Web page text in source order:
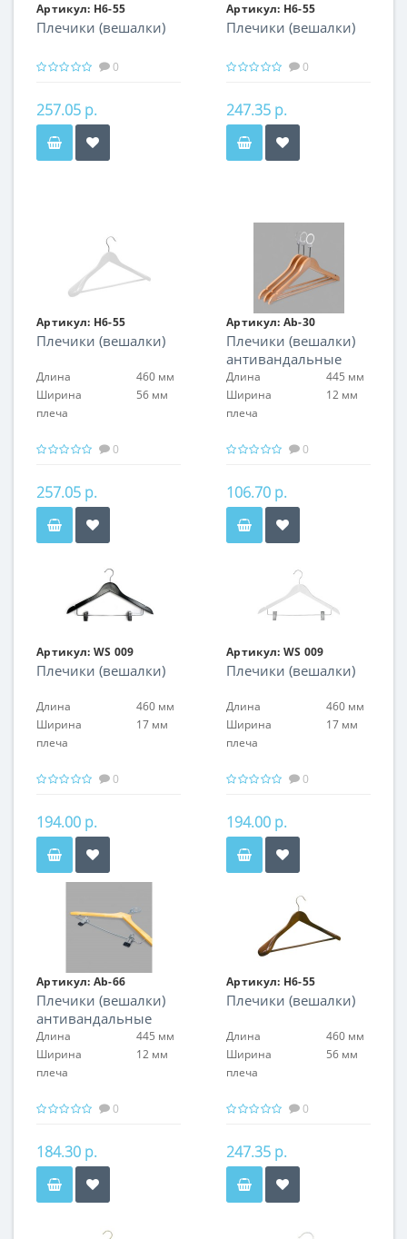
Артикул: H6-55
Плечики (вешалки)
0
257.05 р.
Артикул: H6-55
Плечики (вешалки)
0
247.35 р.
Артикул: H6-55
Плечики (вешалки)
Длина
460 мм
Ширина
плеча
56 мм
0
257.05 р.
Артикул: Аb-30
Плечики (вешалки)
антивандальные
Длина
445 мм
Ширина
плеча
12 мм
0
106.70 р.
Артикул: WS 009
Плечики (вешалки)
Длина
460 мм
Ширина
плеча
17 мм
0
194.00 р.
Артикул: WS 009
Плечики (вешалки)
Длина
460 мм
Ширина
плеча
17 мм
0
194.00 р.
Артикул: Аb-66
Плечики (вешалки)
антивандальные
Длина
445 мм
Ширина
плеча
12 мм
0
184.30 р.
Артикул: H6-55
Плечики (вешалки)
Длина
460 мм
Ширина
плеча
56 мм
0
247.35 р.